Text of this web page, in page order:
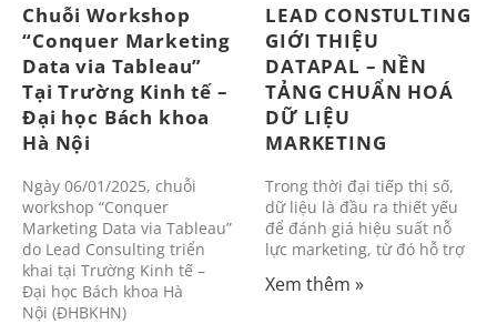
Chuỗi Workshop
“Conquer Marketing
Data via Tableau”
Tại Trường Kinh tế –
Đại học Bách khoa
Hà Nội
Ngày 06/01/2025, chuỗi
workshop “Conquer
Marketing Data via Tableau”
do Lead Consulting triển
khai tại Trường Kinh tế –
Đại học Bách khoa Hà
Nội (ĐHBKHN)
LEAD CONSTULTING
GIỚI THIỆU
DATAPAL – NỀN
TẢNG CHUẨN HOÁ
DỮ LIỆU
MARKETING
Trong thời đại tiếp thị số,
dữ liệu là đầu ra thiết yếu
để đánh giá hiệu suất nỗ
lực marketing, từ đó hỗ trợ
Xem thêm »